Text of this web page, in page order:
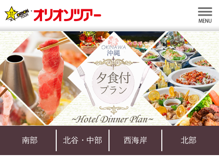
南部 北谷・中部 西海岸 北部